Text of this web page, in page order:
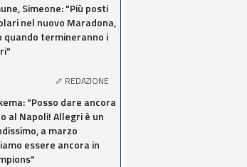
Simeone: "Più posti
nel nuovo Maradona,
quando termineranno i
REDAZIONE
"Posso dare ancora
al Napoli! Allegri è un
a marzo
essere ancora in